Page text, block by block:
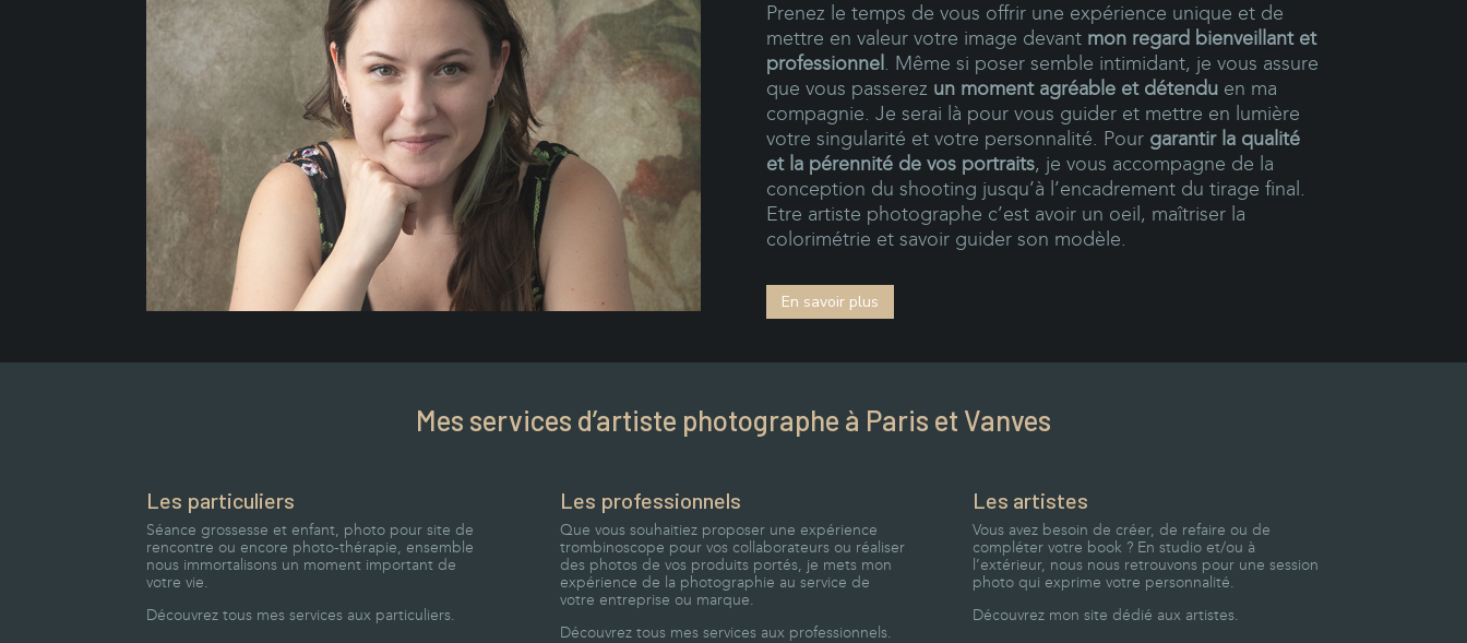
Prenez le temps de vous offrir une expérience unique et de
mettre en valeur votre image devant mon regard bienveillant et
professionnel . Même si poser semble intimidant, je vous assure
que vous passerez un moment agréable et détenduen ma
compagnie. Je serai là pour vous guider et mettre en lumière
votre singularité et votre personnalité. Pour garantir la qualité
et la pérennité de vos portraits, je vous accompagne de la
conception du shooting jusqu’à l’encadrement du tirage final.
Etre artiste photographe c’est avoir un oeil, maîtriser la
colorimétrie et savoir guider son modèle.
En savoir plus
Mes services d’artiste photographe à Paris et Vanves
Les particuliers
Séance grossesse et enfant, photo pour site de
rencontre ou encore photo-thérapie, ensemble
nous immortalisons un moment important de
votre vie.
Découvrez tous mes services aux particuliers.
Les professionnels
Que vous souhaitiez proposer une expérience
trombinoscope pour vos collaborateurs ou réaliser
des photos de vos produits portés, je mets mon
expérience de la photographie au service de
votre entreprise ou marque.
Découvrez tous mes services aux professionnels.
Les artistes
Vous avez besoin de créer, de refaire ou de
compléter votre book ? En studio et/ou à
l’extérieur, nous nous retrouvons pour une session
photo qui exprime votre personnalité.
Découvrez mon site dédié aux artistes.